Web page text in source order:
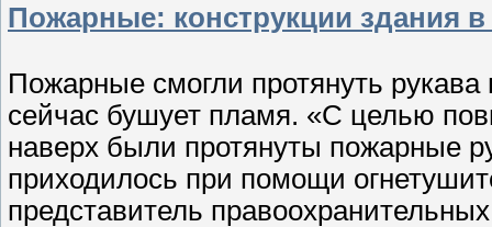
Пожарные: конструкции здания
Пожарные смогли протянуть
сейчас бушует пламя. «С целью
наверх были протянуты пожарные
приходилось при помощи
представитель